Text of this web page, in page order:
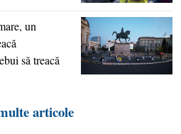
un
să treacă
articole